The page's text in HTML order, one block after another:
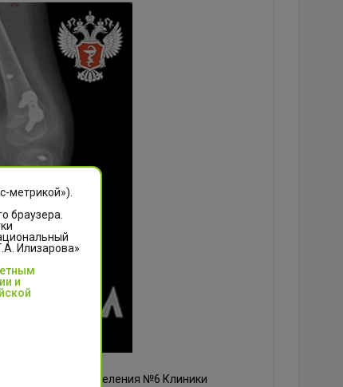
у пациентов отделения №6 Клиники
метрикой»).
браузера.
Илизарова»
и